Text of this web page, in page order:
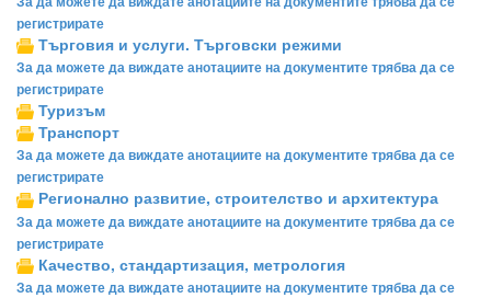
регистрирате
Търговия и услуги. Търговски режими
За да можете да виждате анотациите на документите трябва да се
регистрирате
Туризъм
Транспорт
За да можете да виждате анотациите на документите трябва да се
регистрирате
Регионално развитие, строителство и архитектура
За да можете да виждате анотациите на документите трябва да се
регистрирате
Качество, стандартизация, метрология
За да можете да виждате анотациите на документите трябва да се